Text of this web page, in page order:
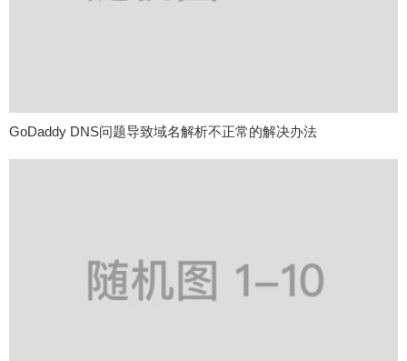
GoDaddy DNS问题导致域名解析不正常的解决办法